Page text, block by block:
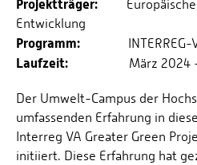
Projektträger: Europäischer
Entwicklung
Programm: INTERREG-V
Laufzeit: März 2024 -
Der Umwelt-Campus der
umfassenden Erfahrung in
Interreg VA Greater Green
initiiert. Diese Erfahrung hat